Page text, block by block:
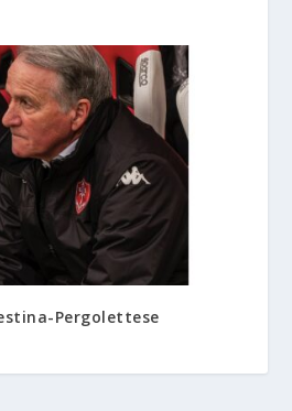
Pergolettese